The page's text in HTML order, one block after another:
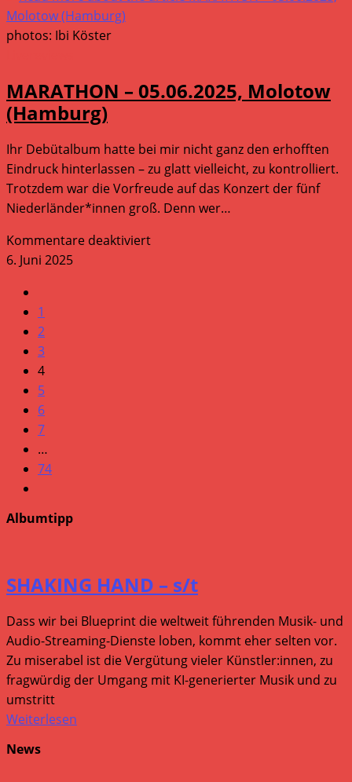
photos: Ibi Köster
MARATHON – 05.06.2025, Molotow
(Hamburg)
Ihr Debütalbum hatte bei mir nicht ganz den erhofften
Eindruck hinterlassen – zu glatt vielleicht, zu kontrolliert.
Trotzdem war die Vorfreude auf das Konzert der fünf
Niederländer*innen groß. Denn wer…
Kommentare deaktiviertfür
6. Juni 2025
zur
vorherigen
Seite
1
2
3
4
5
6
7
…
74
nächsten
Albumtipp
SHAKING HAND – s/t
Dass wir bei Blueprint die weltweit führenden Musik- und
Audio-Streaming-Dienste loben, kommt eher selten vor.
Zu miserabel ist die Vergütung vieler Künstler:innen, zu
fragwürdig der Umgang mit KI-generierter Musik und zu
umstritt
Weiterlesen
News